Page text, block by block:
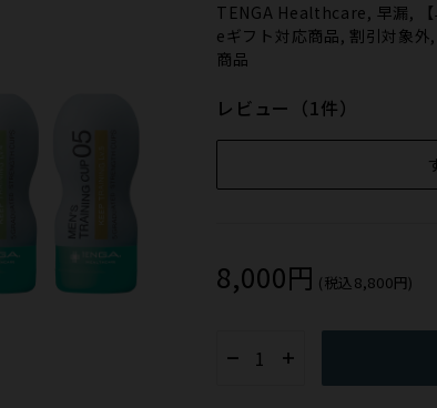
TENGA Healthcare, 早漏, 【
eギフト対応商品, 割引対象
商品
レビュー（1件）
8,000円 (税込8,800円)